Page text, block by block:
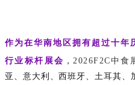
作为在华南地区拥有超过十年
行业标杆展会 ， 2026F2C中食
亚、意大利、西班牙、土耳其、